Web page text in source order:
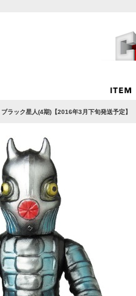
ブラック星人(4期)【2016年3月下旬発送予定】